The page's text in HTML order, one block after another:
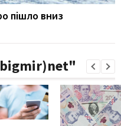
пішло вниз
bigmir)net"